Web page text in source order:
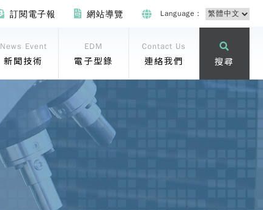
訂閱電子報 網站導覽 Language：
News Event
新聞技術
EDM
電子型錄
Contact Us
連絡我們 搜尋